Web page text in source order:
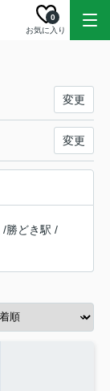
お気に入り
0
変更
変更
/勝どき駅 /